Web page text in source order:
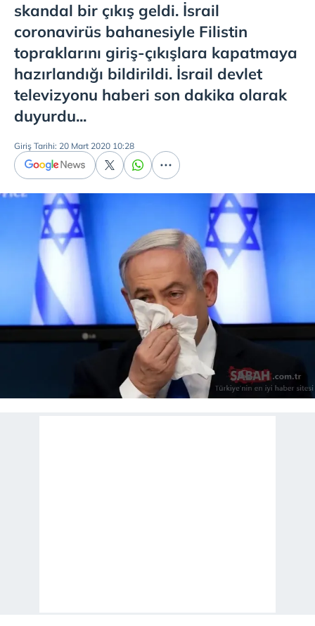
skandal bir çıkış geldi. İsrail
coronavirüs bahanesiyle Filistin
topraklarını giriş-çıkışlara kapatmaya
hazırlandığı bildirildi. İsrail devlet
televizyonu haberi son dakika olarak
duyurdu...
Giriş Tarihi: 20 Mart 2020 10:28